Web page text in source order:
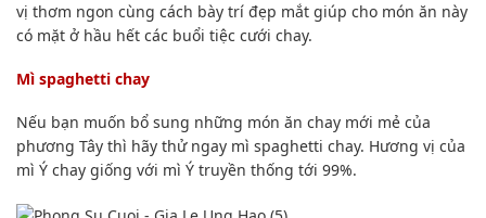
vị thơm ngon cùng cách bày trí đẹp mắt giúp cho món ăn này
có mặt ở hầu hết các buổi tiệc cưới chay.
Mì spaghetti chay
Nếu bạn muốn bổ sung những món ăn chay mới mẻ của
phương Tây thì hãy thử ngay mì spaghetti chay. Hương vị của
mì Ý chay giống với mì Ý truyền thống tới 99%.